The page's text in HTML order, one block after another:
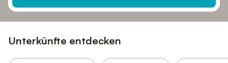
Unterkünfte entdecken